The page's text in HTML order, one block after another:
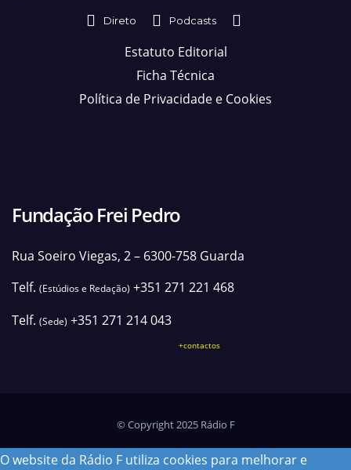
Direto Podcasts
Estatuto Editorial
Ficha Técnica
Política de Privacidade e Cookies
Fundação Frei Pedro
Rua Soeiro Viegas, 2 – 6300-758 Guarda
Telf. (Estúdios e Redação) +351 271 221 468
Telf. (Sede) +351 271 214 043
+contactos
© Copyright 2025 Rádio F
O website da Rádio F utiliza cookies para melhorar e